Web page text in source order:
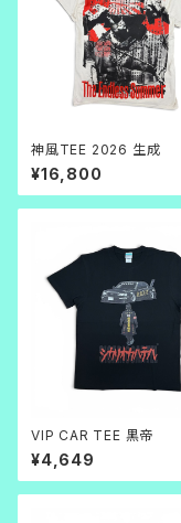
神風TEE 2026 生成
¥16,800
VIP CAR TEE 黒帝
¥4,649